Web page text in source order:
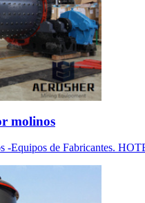
molinos
-Equipos de Fabricantes.